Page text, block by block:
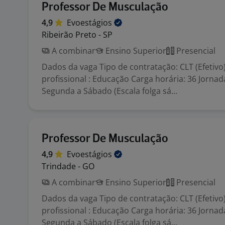
Professor De Musculação
4,9
Evoestágios
Ribeirão Preto - SP
A combinar
Ensino Superior
Presencial
Dados da vaga Tipo de contratação: CLT
profissional : Educação Carga horária: 36
Segunda a Sábado (Escala folga sá...
Professor De Musculação
4,9
Evoestágios
Trindade - GO
A combinar
Ensino Superior
Presencial
Dados da vaga Tipo de contratação: CLT
profissional : Educação Carga horária: 36
Segunda a Sábado (Escala folga sá...